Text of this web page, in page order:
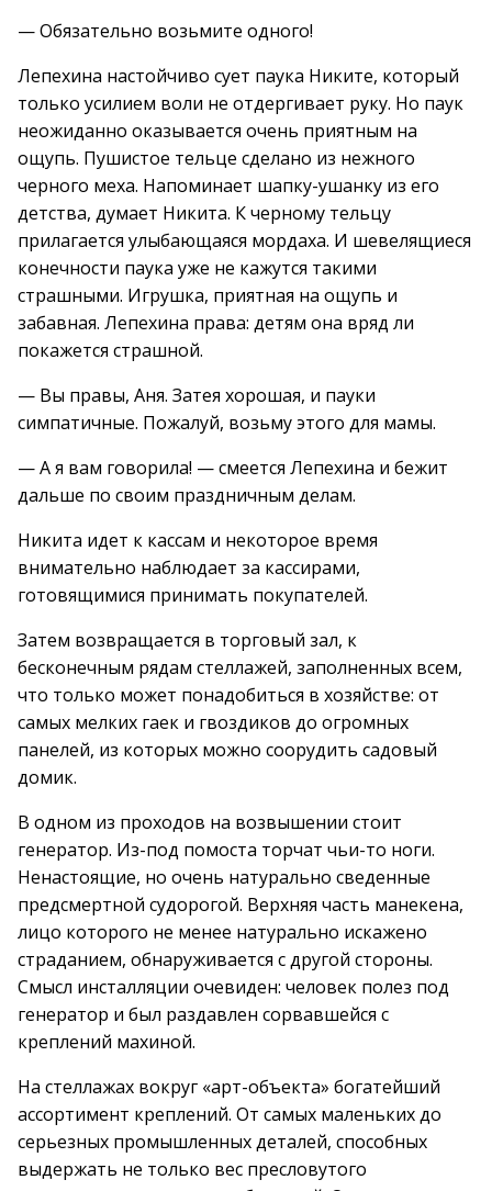
— Обязательно возьмите одного!
Лепехина настойчиво сует паука Никите, который
только усилием воли не отдергивает руку. Но паук
неожиданно оказывается очень приятным на
ощупь. Пушистое тельце сделано из нежного
черного меха. Напоминает шапку-ушанку из его
детства, думает Никита. К черному тельцу
прилагается улыбающаяся мордаха. И шевелящиеся
конечности паука уже не кажутся такими
страшными. Игрушка, приятная на ощупь и
забавная. Лепехина права: детям она вряд ли
покажется страшной.
— Вы правы, Аня. Затея хорошая, и пауки
симпатичные. Пожалуй, возьму этого для мамы.
— А я вам говорила! — смеется Лепехина и бежит
дальше по своим праздничным делам.
Никита идет к кассам и некоторое время
внимательно наблюдает за кассирами,
готовящимися принимать покупателей.
Затем возвращается в торговый зал, к
бесконечным рядам стеллажей, заполненных всем,
что только может понадобиться в хозяйстве: от
самых мелких гаек и гвоздиков до огромных
панелей, из которых можно соорудить садовый
домик.
В одном из проходов на возвышении стоит
генератор. Из-под помоста торчат чьи-то ноги.
Ненастоящие, но очень натурально сведенные
предсмертной судорогой. Верхняя часть манекена,
лицо которого не менее натурально искажено
страданием, обнаруживается с другой стороны.
Смысл инсталляции очевиден: человек полез под
генератор и был раздавлен сорвавшейся с
креплений махиной.
На стеллажах вокруг «арт-объекта» богатейший
ассортимент креплений. От самых маленьких до
серьезных промышленных деталей, способных
выдержать не только вес пресловутого